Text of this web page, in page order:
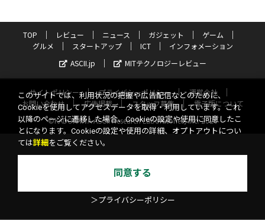
TOP レビュー ニュース ガジェット
ゲーム
グルメ
スタートアップ ICT
インフォメーション
ASCII.jp
MITテクノロジーレビュー
サイトポリシー プライバシーポリシー
運営会社
お問い合わせ
広告掲載 スタッフ募集
電子版について
©KADOKAWA ASCII Research Laboratories, Inc. 2026
このサイトでは、利用状況の把握や広告配信などのために、
Cookieを使用してアクセスデータを取得・利用しています。これ
以降のページに遷移した場合、Cookieの設定や使用に同意したこ
とになります。Cookieの設定や使用の詳細、オプトアウトについ
ては詳細 をご覧ください。
同意する
＞プライバシーポリシー